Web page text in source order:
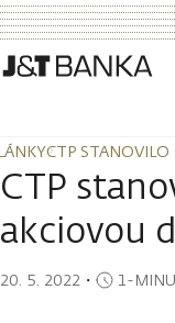
CTP
CTP
CTP
akciovou
20. 5. 2022 ・ 1-